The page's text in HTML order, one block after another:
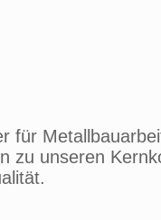
für
zu unseren